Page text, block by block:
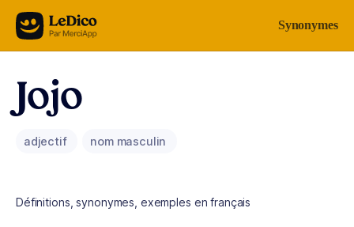
Aller au contenu Synonymes
Jojo
adjectif nom masculin
Définitions, synonymes, exemples en français